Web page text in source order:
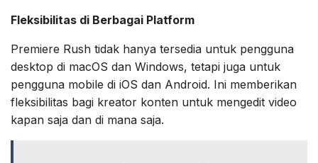
Fleksibilitas di Berbagai Platform
Premiere Rush tidak hanya tersedia untuk pengguna
desktop di macOS dan Windows, tetapi juga untuk
pengguna mobile di iOS dan Android. Ini memberikan
fleksibilitas bagi kreator konten untuk mengedit video
kapan saja dan di mana saja.